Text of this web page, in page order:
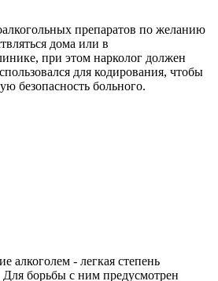
препаратов по желанию
дома или в
при этом нарколог должен
для кодирования, чтобы
безопасность больного.
алкоголем - легкая степень
борьбы с ним предусмотрен